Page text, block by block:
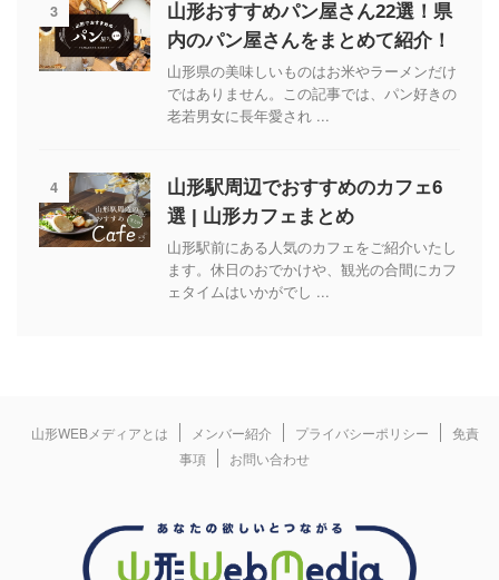
3
山形おすすめパン屋さん22選！県
内のパン屋さんをまとめて紹介！
山形県の美味しいものはお米やラーメンだけ
ではありません。この記事では、パン好きの
老若男女に長年愛され ...
4
山形駅周辺でおすすめのカフェ6
選 | 山形カフェまとめ
山形駅前にある人気のカフェをご紹介いたし
ます。休日のおでかけや、観光の合間にカフ
ェタイムはいかがでし ...
山形WEBメディアとは メンバー紹介 プライバシーポリシー
免責
事項
お問い合わせ